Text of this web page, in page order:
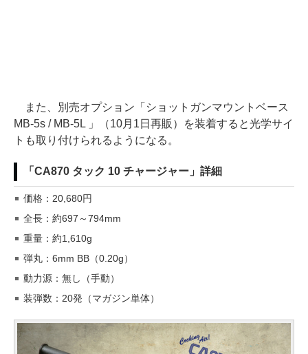
また、別売オプション「ショットガンマウントベース
MB-5s / MB-5L 」（10月1日再販）を装着すると光学サイ
トも取り付けられるようになる。
「CA870 タック 10 チャージャー」詳細
価格：20,680円
全長：約697～794mm
重量：約1,610g
弾丸：6mm BB（0.20g）
動力源：無し（手動）
装弾数：20発（マガジン単体）